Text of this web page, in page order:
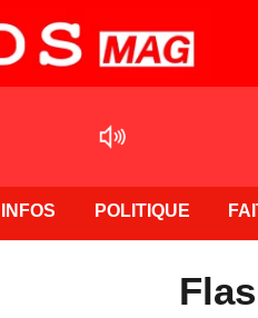
INFOS POLITIQUE